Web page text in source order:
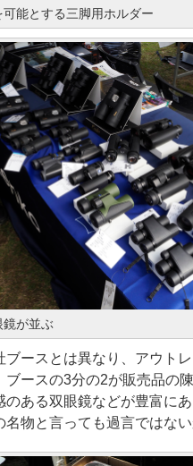
能とする三脚用ホルダー
鏡が並ぶ
ブースとは異なり、アウト
ブースの3分の2が販売品の
のある双眼鏡などが豊富に
名物と言っても過言ではない